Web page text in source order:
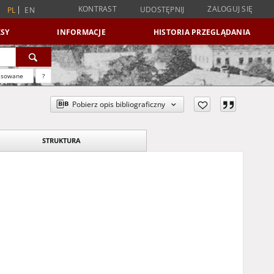
PL EN KONTRAST UDOSTĘPNIJ ZALOGUJ SIĘ
INFORMACJE HISTORIA PRZEGLĄDANIA
?
Pobierz opis bibliograficzny
STRUKTURA